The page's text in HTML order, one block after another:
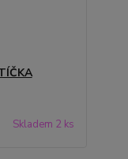
Skladem 2 ks